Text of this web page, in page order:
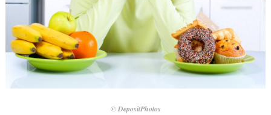
© DepositPhotos